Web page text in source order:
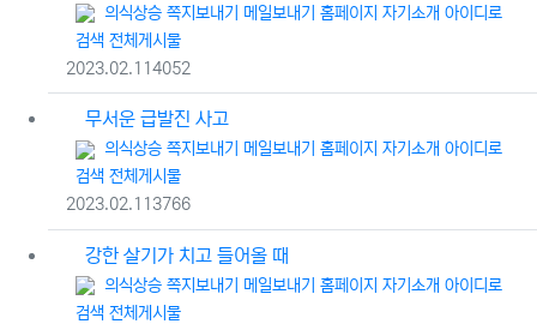
등록자의식상승 쪽지보내기 메일보내기 홈페이지 자기소개 아이디로
검색 전체게시물
등록일
2023.02.11 조회
4052
무서운 급발진 사고
등록자의식상승 쪽지보내기 메일보내기 홈페이지 자기소개 아이디로
검색 전체게시물
등록일
2023.02.11 조회
3766
강한 살기가 치고 들어올 때
등록자의식상승 쪽지보내기 메일보내기 홈페이지 자기소개 아이디로
검색 전체게시물